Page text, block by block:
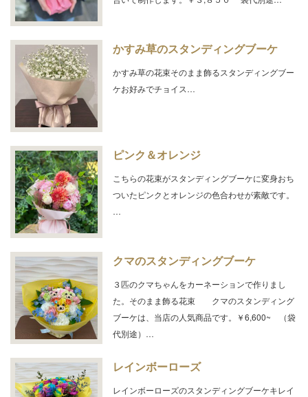
かすみ草のスタンディングブーケ
かすみ草の花束そのまま飾るスタンディングブー
ケお好みでチョイス…
ピンク＆オレンジ
こちらの花束がスタンディングブーケに変身おち
ついたピンクとオレンジの色合わせが素敵です。
…
クマのスタンディングブーケ
３匹のクマちゃんをカーネーションで作りまし
た。そのまま飾る花束 クマのスタンディング
ブーケは、当店の人気商品です。￥6,600~ （袋
代別途）…
レインボーローズ
レインボーローズのスタンディングブーケキレイ